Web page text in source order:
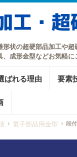
形状の超硬部品加工や
成形金型などお気軽に
ばれる理由 要素
電子部品用金型 段